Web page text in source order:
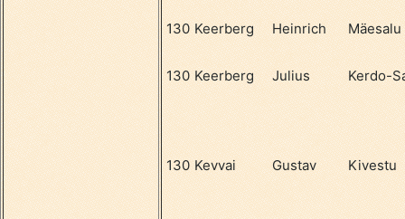
130 Keerberg Heinrich Mäesalu
130 Keerberg Julius Kerdo-
130 Kevvai Gustav Kivestu